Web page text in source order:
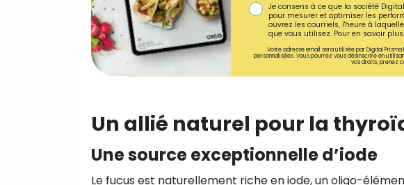
Je consens à ce que la société
pour mesurer et optimiser les
ouvrez les courriels, l'heure à
que vous utilisez. Pour en savoir
Votre adresse email sera utilisée par Digital
personnalisées. Vous pourrez vous désinscrire en
vos droits, prenez
Un allié naturel pour la
Une source exceptionnelle d’iode
Le fucus est naturellement riche en iode, un oligo-